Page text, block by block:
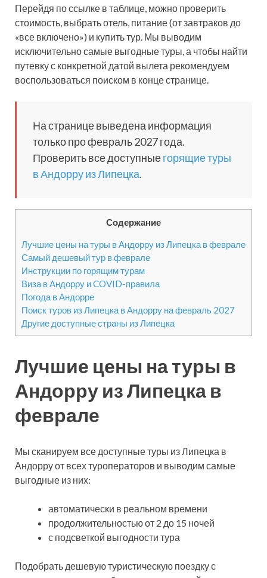
Перейдя по ссылке в таблице, можно проверить
стоимость, выбрать отель, питание (от завтраков до
«все включено») и купить тур. Мы выводим
исключительно самые выгодные туры, а чтобы найти
путевку с конкретной датой вылета рекомендуем
воспользоваться поиском в конце странице.
На странице выведена информация
только про февраль 2027 года.
Проверить все доступныегорящие туры
в Андорру из Липецка.
Содержание
Лучшие цены на туры в Андорру из Липецка в феврале
Самый дешевый тур в феврале
Инструкции по горящим турам
Виза в Андорру и COVID-правила
Погода в Андорре
Поиск туров из Липецка в Андорру на февраль 2027
Другие доступные страны из Липецка
Лучшие цены на туры в
Андорру из Липецка в
феврале
Мы сканируем все доступные туры из Липецка в
Андорру от всех туроператоров и выводим самые
выгодные из них:
автоматически в реальном времени
продолжительностью от 2 до 15 ночей
с подсветкой выгодности тура
Подобрать дешевую туристическую поездку с